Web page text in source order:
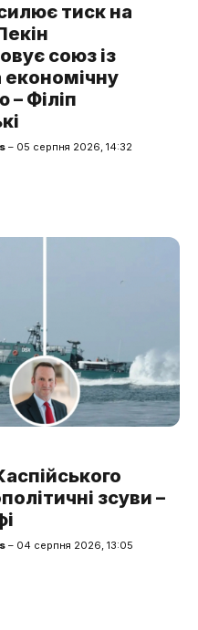
тиск на
союз із
економічну
– Філіп
– 05 серпня 2026, 14:32
зсуви –
– 04 серпня 2026, 13:05